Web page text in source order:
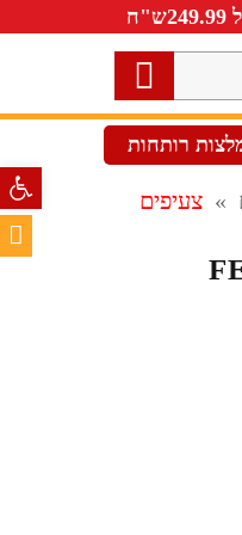
רותחות
» צעיפים
פתח